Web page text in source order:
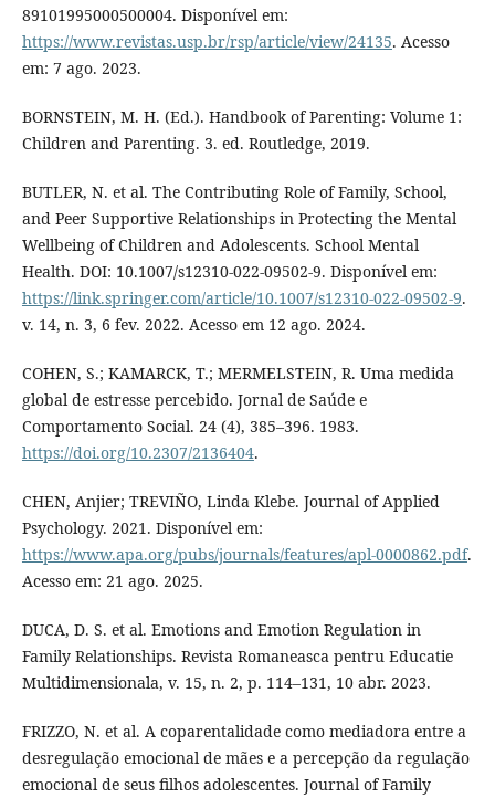
89101995000500004. Disponível em:
https://www.revistas.usp.br/rsp/article/view/24135. Acesso
em: 7 ago. 2023.
BORNSTEIN, M. H. (Ed.). Handbook of Parenting: Volume 1:
Children and Parenting. 3. ed. Routledge, 2019.
BUTLER, N. et al. The Contributing Role of Family, School,
and Peer Supportive Relationships in Protecting the Mental
Wellbeing of Children and Adolescents. School Mental
Health. DOI: 10.1007/s12310-022-09502-9. Disponível em:
https://link.springer.com/article/10.1007/s12310-022-09502-9.
v. 14, n. 3, 6 fev. 2022. Acesso em 12 ago. 2024.
COHEN, S.; KAMARCK, T.; MERMELSTEIN, R. Uma medida
global de estresse percebido. Jornal de Saúde e
Comportamento Social. 24 (4), 385–396. 1983.
https://doi.org/10.2307/2136404.
CHEN, Anjier; TREVIÑO, Linda Klebe. Journal of Applied
Psychology. 2021. Disponível em:
https://www.apa.org/pubs/journals/features/apl-0000862.pdf.
Acesso em: 21 ago. 2025.
DUCA, D. S. et al. Emotions and Emotion Regulation in
Family Relationships. Revista Romaneasca pentru Educatie
Multidimensionala, v. 15, n. 2, p. 114–131, 10 abr. 2023.
FRIZZO, N. et al. A coparentalidade como mediadora entre a
desregulação emocional de mães e a percepção da regulação
emocional de seus filhos adolescentes. Journal of Family